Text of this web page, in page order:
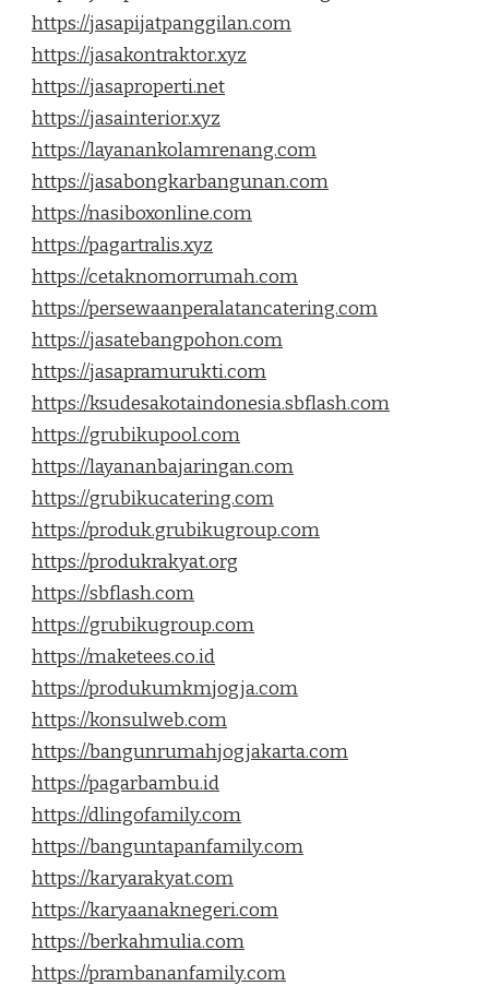
https://jasapijatpanggilan.com
https://jasakontraktor.xyz
https://jasaproperti.net
https://jasainterior.xyz
https://layanankolamrenang.com
https://jasabongkarbangunan.com
https://nasiboxonline.com
https://pagartralis.xyz
https://cetaknomorrumah.com
https://persewaanperalatancatering.com
https://jasatebangpohon.com
https://jasapramurukti.com
https://ksudesakotaindonesia.sbflash.com
https://grubikupool.com
https://layananbajaringan.com
https://grubikucatering.com
https://produk.grubikugroup.com
https://produkrakyat.org
https://sbflash.com
https://grubikugroup.com
https://maketees.co.id
https://produkumkmjogja.com
https://konsulweb.com
https://bangunrumahjogjakarta.com
https://pagarbambu.id
https://dlingofamily.com
https://banguntapanfamily.com
https://karyarakyat.com
https://karyaanaknegeri.com
https://berkahmulia.com
https://prambananfamily.com